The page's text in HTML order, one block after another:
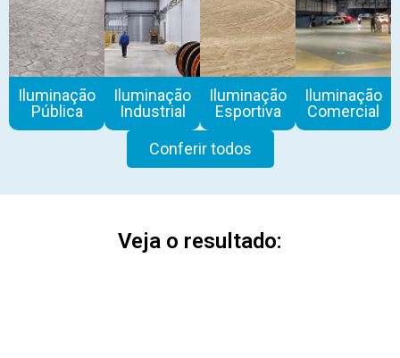
Iluminação
Pública
Iluminação
Industrial
Iluminação
Esportiva
Iluminação
Comercial
Conferir todos
Veja o resultado: